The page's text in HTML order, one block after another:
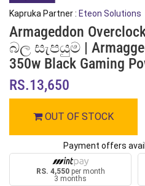
Kapruka Partner : Eteon Solutions
Armageddon
බල සැපයුම |
350w Black Gaming
RS.13,650
OUT OF STOCK
Payment offers
RS. 4,550per month
3 months